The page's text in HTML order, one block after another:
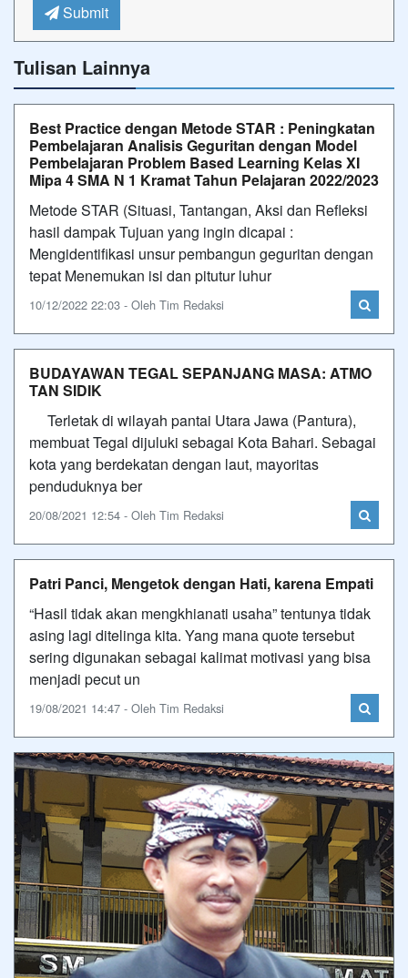
Submit
Tulisan Lainnya
Best Practice dengan Metode STAR : Peningkatan
Pembelajaran Analisis Geguritan dengan Model
Pembelajaran Problem Based Learning Kelas XI
Mipa 4 SMA N 1 Kramat Tahun Pelajaran 2022/2023
Metode STAR (Situasi, Tantangan, Aksi dan Refleksi
hasil dampak Tujuan yang ingin dicapai :
Mengidentifikasi unsur pembangun geguritan dengan
tepat Menemukan isi dan pitutur luhur
10/12/2022 22:03 - Oleh Tim Redaksi
BUDAYAWAN TEGAL SEPANJANG MASA: ATMO
TAN SIDIK
Terletak di wilayah pantai Utara Jawa (Pantura),
membuat Tegal dijuluki sebagai Kota Bahari. Sebagai
kota yang berdekatan dengan laut, mayoritas
penduduknya ber
20/08/2021 12:54 - Oleh Tim Redaksi
Patri Panci, Mengetok dengan Hati, karena Empati
“Hasil tidak akan mengkhianati usaha” tentunya tidak
asing lagi ditelinga kita. Yang mana quote tersebut
sering digunakan sebagai kalimat motivasi yang bisa
menjadi pecut un
19/08/2021 14:47 - Oleh Tim Redaksi